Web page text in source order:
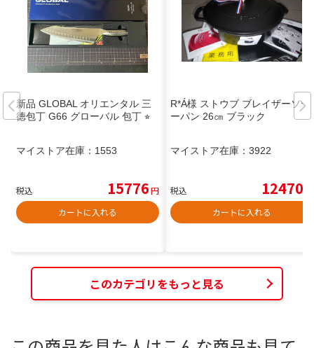
新品 GLOBAL オリエンタル 三
徳包丁 G66 グローバル 包丁 ⭐︎
マイストア在庫： 1553
税込 15776円
カートに入れる
R*Á様 ストウブ ブレイザーソテ
ーパン 26㎝ ブラック
マイストア在庫： 3922
税込 12470
カートに入れる
このカテゴリをもっと見る